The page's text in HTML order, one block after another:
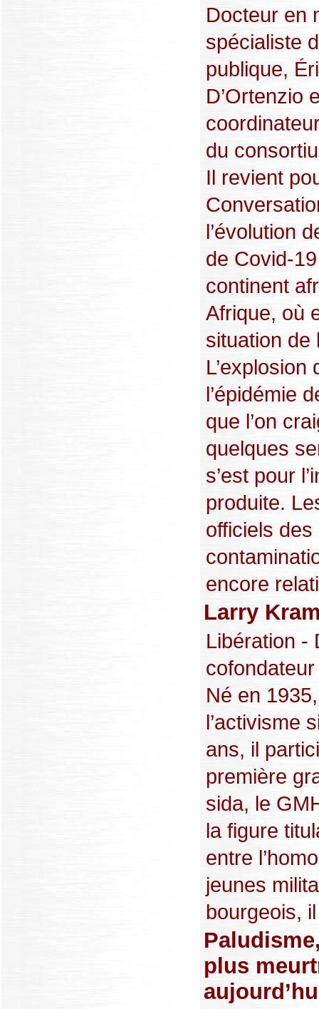
Docteur en
spécialiste
publique,
D’Ortenzio
du
Il revient
l’évolution
de Covid-
continent
Afrique, où
situation de
L’explosion
l’épidémie
que l’on
quelques
s’est pour
produite.
officiels des
encore
Larry
Libération -
Né en
l’activisme
ans, il
première
sida, le
la figure
entre
jeunes
bourgeois,
plus